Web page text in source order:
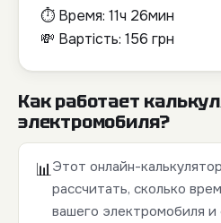
⏱ Время: 11ч 26мин
💸 Вартість: 156 грн
Как работает
электромобиля?
📊Этот онлайн-
рассчитать, сколько
вашего электромобиля